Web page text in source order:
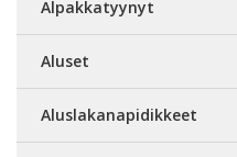
Alpakkatyynyt
Aluset
Aluslakanapidikkeet